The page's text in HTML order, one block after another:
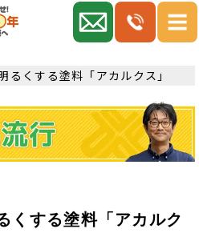
るくする塗料「アカルクス」
くする塗料「アカルク